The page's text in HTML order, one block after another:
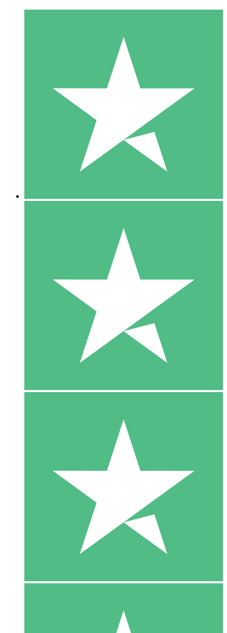
Individuele Creditpakketten
Betaal per gebruik met downloadtegoeden. Geen maandelijkse
1000
10 Downloaden
20 00